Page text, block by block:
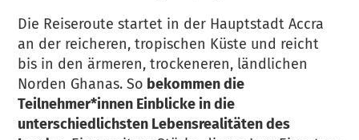
Die Reiseroute startet in der Hauptstadt Accra
an der reicheren, tropischen Küste und reicht
bis in den ärmeren, trockeneren, ländlichen
Norden Ghanas. So bekommen die
Teilnehmer*innen Einblicke in die
unterschiedlichsten Lebensrealitäten des